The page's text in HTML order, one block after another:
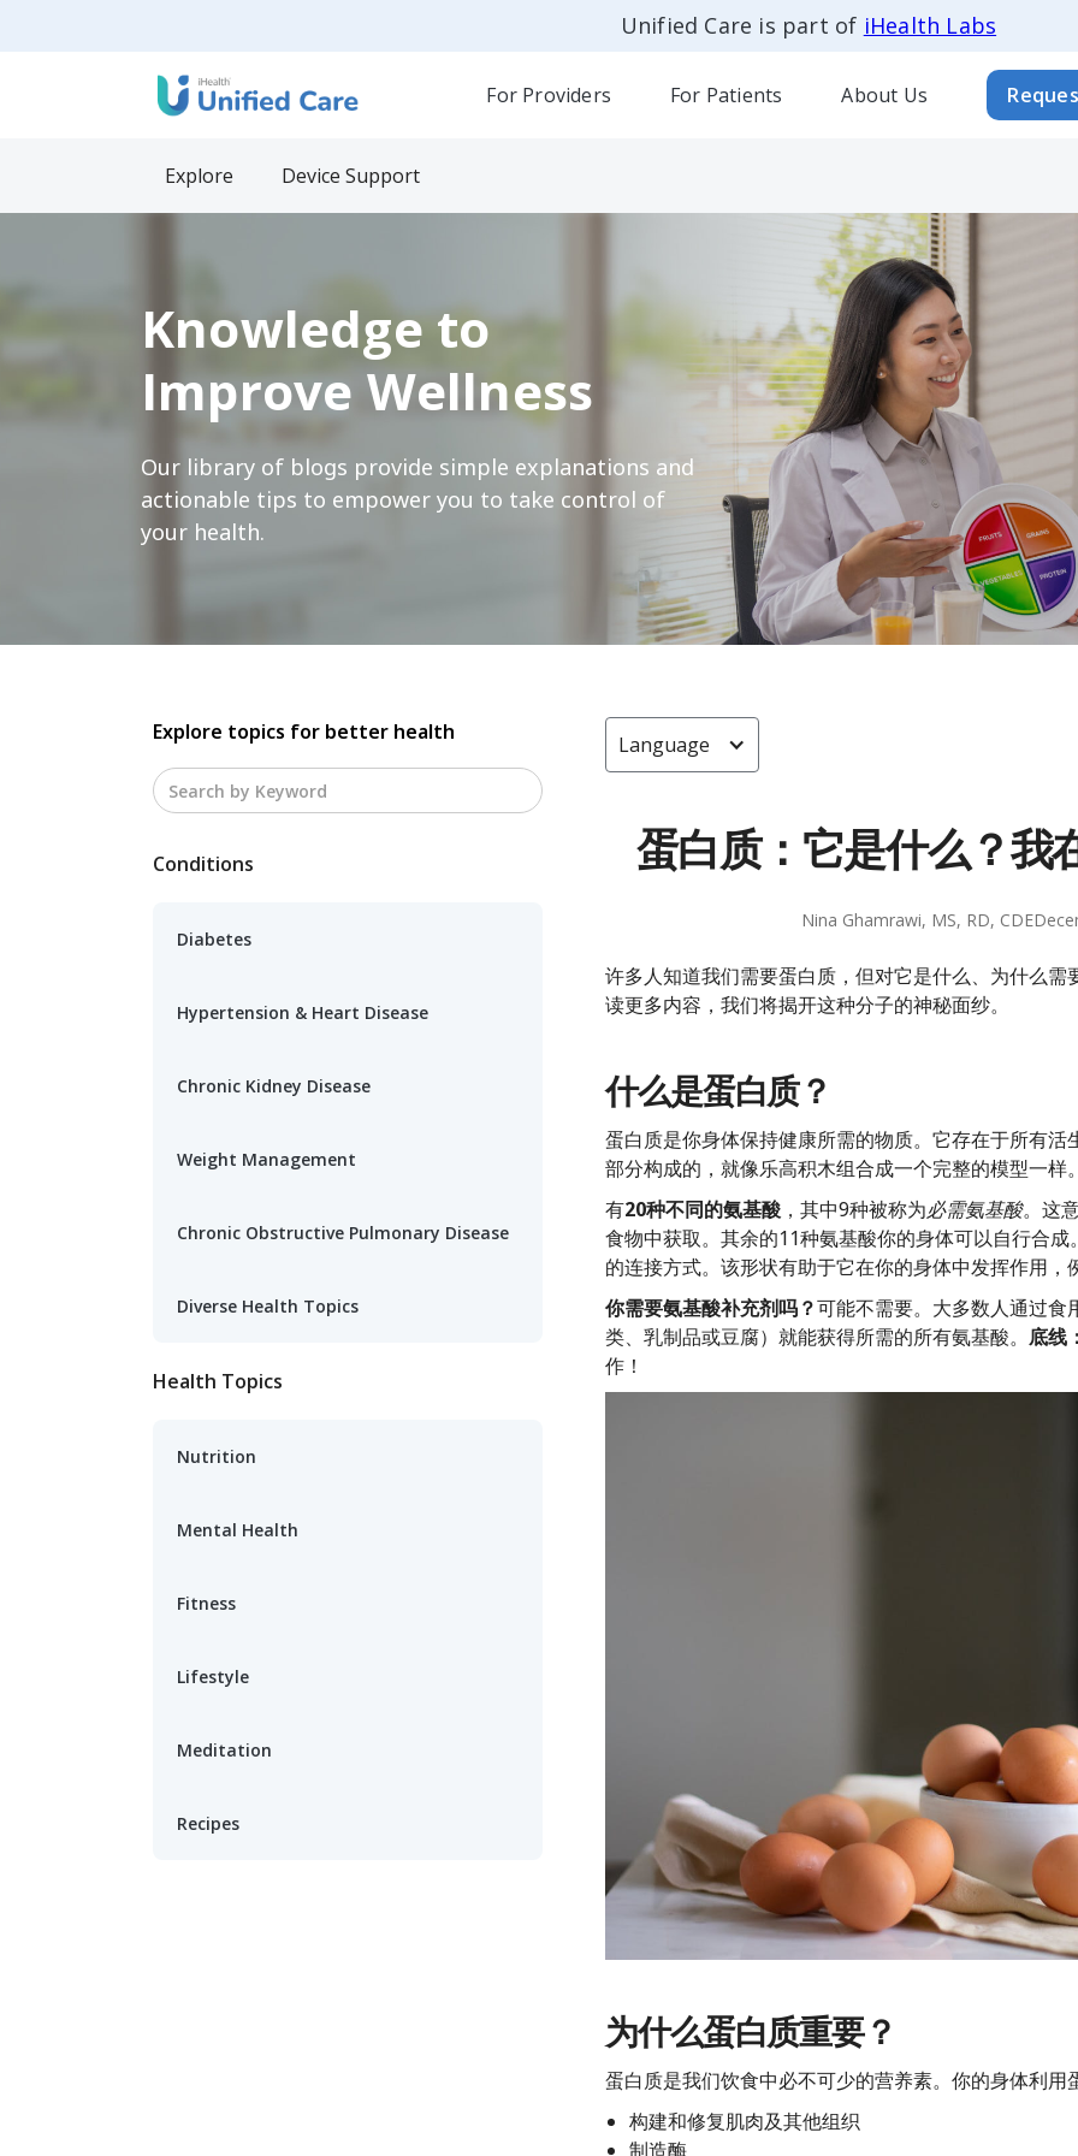
Unified Care is part of iHealth Labs
For Providers For Patients About Us
Explore Device Support
Knowledge to
Improve Wellness
Our library of blogs provide simple explanations and
actionable tips to empower you to take control of
your health.
Explore topics for better health
Conditions
Diabetes
Hypertension & Heart Disease
Chronic Kidney Disease
Weight Management
Chronic Obstructive Pulmonary Disease
Diverse Health Topics
Health Topics
Nutrition
Mental Health
Fitness
Lifestyle
Meditation
Recipes
Language
蛋白质：它是什么？我
Nina Ghamrawi, MS, RD, CDE
许多人知道我们需要蛋白质，但对它是什么、为什么
读更多内容，我们将揭开这种分子的神秘面纱。
什么是蛋白质？
蛋白质是你身体保持健康所需的物质。它存在于所有活
部分构成的，就像乐高积木组合成一个完整的模型一样
有20种不同的氨基酸，其中9种被称为必需氨基酸。这
食物中获取。其余的11种氨基酸你的身体可以自行合
的连接方式。该形状有助于它在你的身体中发挥作用
你需要氨基酸补充剂吗？可能不需要。大多数人通过食
类、乳制品或豆腐）就能获得所需的所有氨基酸。 底线
作！
为什么蛋白质重要？
蛋白质是我们饮食中必不可少的营养素。你的身体利用
构建和修复肌肉及其他组织
制造酶